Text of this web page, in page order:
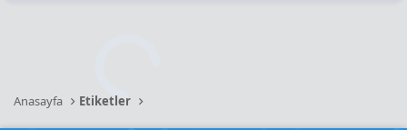
Anasayfa Etiketler